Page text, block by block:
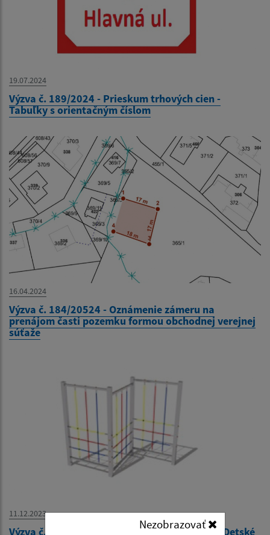
Nezobrazovať
19.07.2024
Výzva č. 189/2024 - Prieskum trhových cien -
Tabuľky s orientačným číslom
16.04.2024
Výzva č. 184/20524 - Oznámenie zámeru na
prenájom časti pozemku formou obchodnej verejnej
súťaže
11.12.2023
Výzva č. 179/2023 - Prieskum trhových cien - Detské